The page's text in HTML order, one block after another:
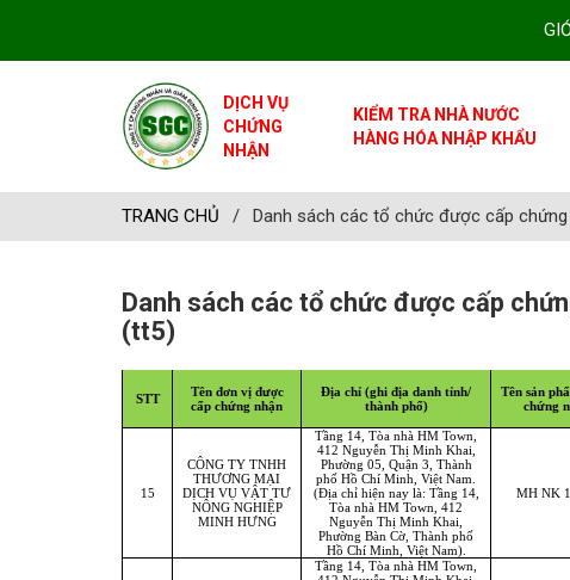
DỊCH VỤ
CHỨNG
NHẬN
KIỂM TRA NHÀ NƯỚC
HÀNG HÓA NHẬP KHẨU
TRANG CHỦ / Danh sách các tổ chức được cấp
Danh sách các tổ chức được cấp
(tt5)
STT
Tên đơn vị được
cấp chứng nhận
Địa chỉ (ghi địa danh tỉnh/
thành phố)
Tên sản
chứng
15
CÔNG TY TNHH
THƯƠNG MẠI
DỊCH VỤ VẬT TƯ
NÔNG NGHIỆP
MINH HƯNG
Tầng 14, Tòa nhà HM Town,
412 Nguyễn Thị Minh Khai,
Phường 05, Quận 3, Thành
phố Hồ Chí Minh, Việt Nam.
(Địa chỉ hiện nay là: Tầng 14,
Tòa nhà HM Town, 412
Nguyễn Thị Minh Khai,
Phường Bàn Cờ, Thành phố
Hồ Chí Minh, Việt Nam).
MH NK
Tầng 14, Tòa nhà HM Town,